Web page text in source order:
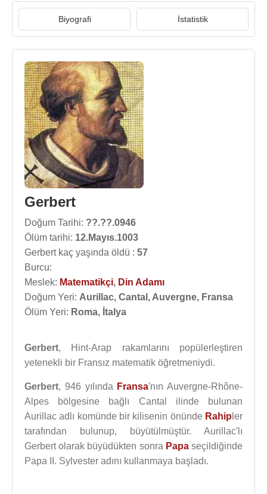
Biyografi İstatistik
Gerbert
Doğum Tarihi: ??.??.0946
Ölüm tarihi: 12.Mayıs.1003
Gerbert kaç yaşında öldü : 57
Burcu:
Meslek: Matematikçi, Din Adamı
Doğum Yeri: Aurillac, Cantal, Auvergne, Fransa
Ölüm Yeri: Roma, İtalya
Gerbert, Hint-Arap rakamlarını popülerleştiren
yetenekli bir Fransız matematik öğretmeniydi.
Gerbert, 946 yılında Fransa'nın Auvergne-Rhône-
Alpes bölgesine bağlı Cantal ilinde bulunan
Aurillac adlı komünde bir kilisenin önünde Rahip ler
tarafından bulunup, büyütülmüştür. Aurillac'lı
Gerbert olarak büyüdükten sonra Papaseçildiğinde
Papa II. Sylvester adını kullanmaya başladı.